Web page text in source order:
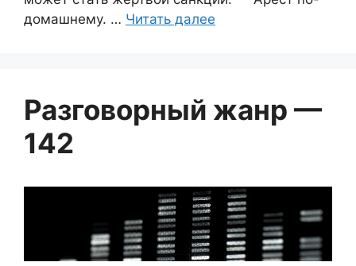
домашнему. … Читать далее
Разговорный жанр —
142